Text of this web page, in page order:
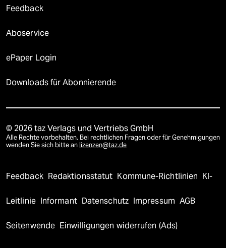
Feedback
Aboservice
ePaper Login
Downloads für Abonnierende
© 2026 taz Verlags und Vertriebs GmbH
Alle Rechte vorbehalten. Bei rechtlichen Fragen oder für Genehmigungen
wenden Sie sich bitte an lizenzen@taz.de
Feedback Redaktionsstatut Kommune-Richtlinien KI-
Leitlinie Informant Datenschutz Impressum AGB
Seitenwende Einwilligungen widerrufen (Ads)